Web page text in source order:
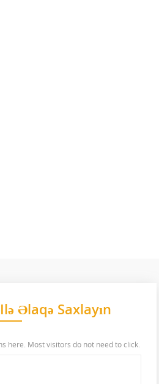
Əlaqə Saxlayın
here. Most visitors do not need to click.